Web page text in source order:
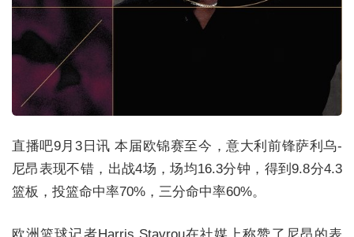
直播吧9月3日讯 本届欧锦赛至今，意大利前锋萨利乌-
尼昂表现不错，出战4场，场均16.3分钟，得到9.8分4.3
篮板，投篮命中率70%，三分命中率60%。